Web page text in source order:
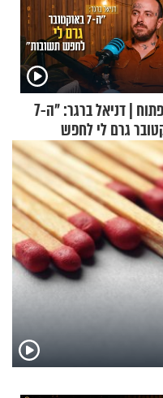
קוד פתוח | דניאל ברגר: "ה-7
גרם לי לחפש